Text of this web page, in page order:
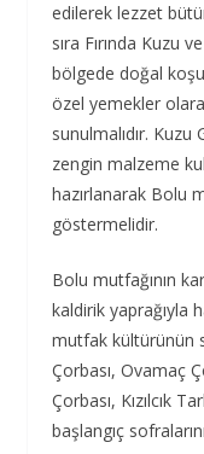
edilerek lezzet
sıra Fırında Kuzu
bölgede doğal
özel yemekler
sunulmalıdır.
zengin malzeme
hazırlanarak Bolu
göstermelidir.
Bolu mutfağının
kaldirik yaprağıyla
mutfak kültürünün
Çorbası, Ovamaç
Çorbası, Kızılcık
başlangıç